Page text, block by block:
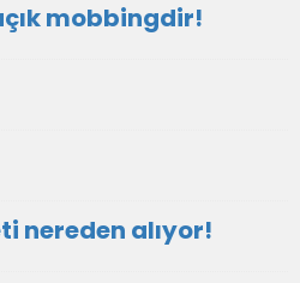
mobbingdir!
nereden alıyor!